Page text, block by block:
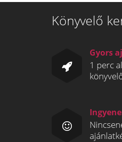
Könyvelő
Gyors
1 perc